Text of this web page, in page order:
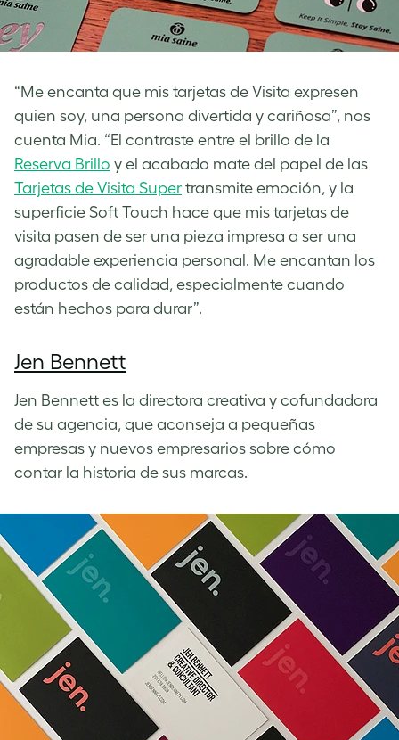
“Me encanta que mis tarjetas de Visita expresen
quien soy, una persona divertida y cariñosa”, nos
cuenta Mia. “El contraste entre el brillo de la
Reserva Brillo y el acabado mate del papel de las
Tarjetas de Visita Super transmite emoción, y la
superficie Soft Touch hace que mis tarjetas de
visita pasen de ser una pieza impresa a ser una
agradable experiencia personal. Me encantan los
productos de calidad, especialmente cuando
están hechos para durar”.
Jen Bennett
Jen Bennett es la directora creativa y cofundadora
de su agencia, que aconseja a pequeñas
empresas y nuevos empresarios sobre cómo
contar la historia de sus marcas.